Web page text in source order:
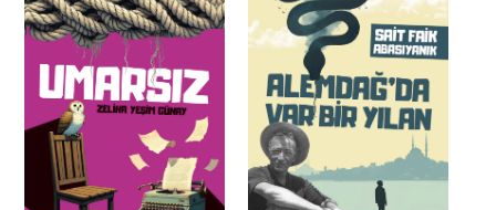
Detaylı
İncele
Detaylı
İncele